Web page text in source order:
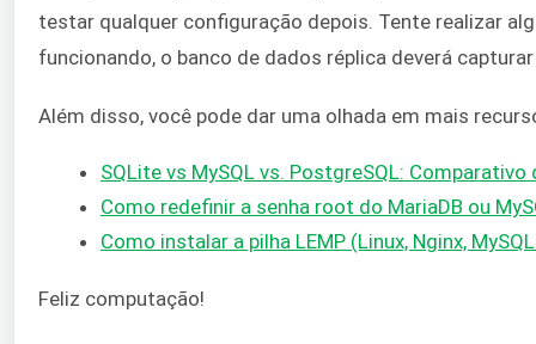
testar qualquer configuração depois. Tente realizar
funcionando, o banco de dados réplica deverá
Além disso, você pode dar uma olhada em mais
SQLite vs MySQL vs. PostgreSQL:
Como redefinir a senha root do MariaDB ou
Como instalar a pilha LEMP (Linux, Nginx,
Feliz computação!